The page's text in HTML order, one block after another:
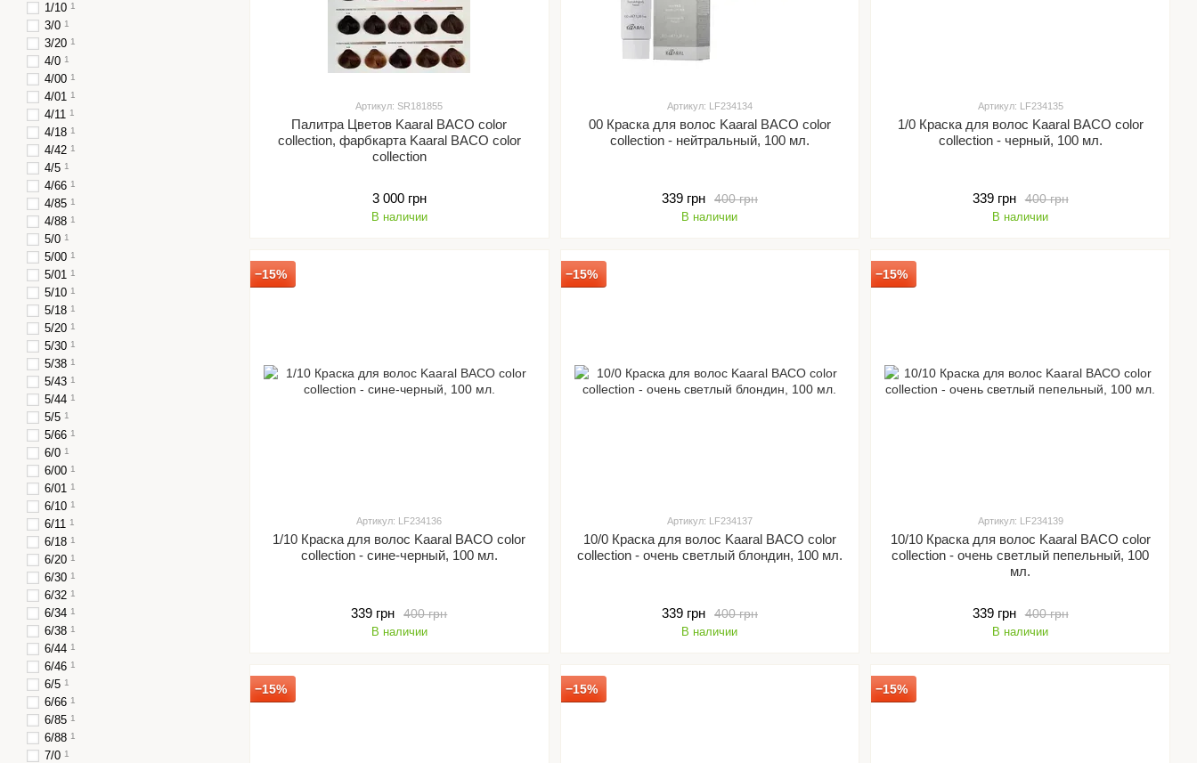
Артикул: SR181855
Палитра Цветов Kaaral BACO color
collection, фарбкарта Kaaral BACO color
collection
3 000 грн
В наличии
Артикул: LF234134
00 Краска для волос Kaaral BACO color
collection - нейтральный, 100 мл.
400 грн
339 грн
В наличии
Артикул: LF234135
1/0 Краска для волос Kaaral BACO color
collection - черный, 100 мл.
400 грн
339 грн
В наличии
−15%
Артикул: LF234136
1/10 Краска для волос Kaaral BACO color
collection - сине-черный, 100 мл.
400 грн
339 грн
В наличии
−15%
Артикул: LF234137
10/0 Краска для волос Kaaral BACO color
collection - очень светлый блондин, 100 мл.
400 грн
339 грн
В наличии
−15%
Артикул: LF234139
10/10 Краска для волос Kaaral BACO color
collection - очень светлый пепельный, 100
мл.
400 грн
339 грн
В наличии
−15% −15% −15%
1/10 1
3/0 1
3/20 1
4/0 1
4/00 1
4/01 1
4/11 1
4/18 1
4/42 1
4/5 1
4/66 1
4/85 1
4/88 1
5/0 1
5/00 1
5/01 1
5/10 1
5/18 1
5/20 1
5/30 1
5/38 1
5/43 1
5/44 1
5/5 1
5/66 1
6/0 1
6/00 1
6/01 1
6/10 1
6/11 1
6/18 1
6/20 1
6/30 1
6/32 1
6/34 1
6/38 1
6/44 1
6/46 1
6/5 1
6/66 1
6/85 1
6/88 1
7/0 1